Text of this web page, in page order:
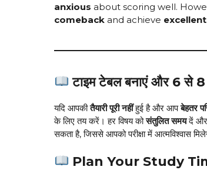
anxious about scoring well.
comeback and achieve
टाइम टेबल बनाएं और 6 से
यदि आपकीतैयारी पूरी नहींहुई है और आपबेहतर
के लिए तय करें। हर विषय कोसंतुलित समयदें
सकता है, जिससे आपको परीक्षा में आत्मविश्वास
Plan Your Study